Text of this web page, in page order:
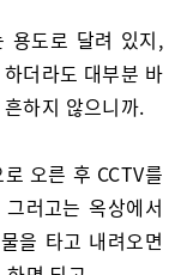
용도로 달려 있지,
더라도 대부분 바
하지 않으니까.
오른 후 CCTV를
러고는 옥상에서
을 타고 내려오면